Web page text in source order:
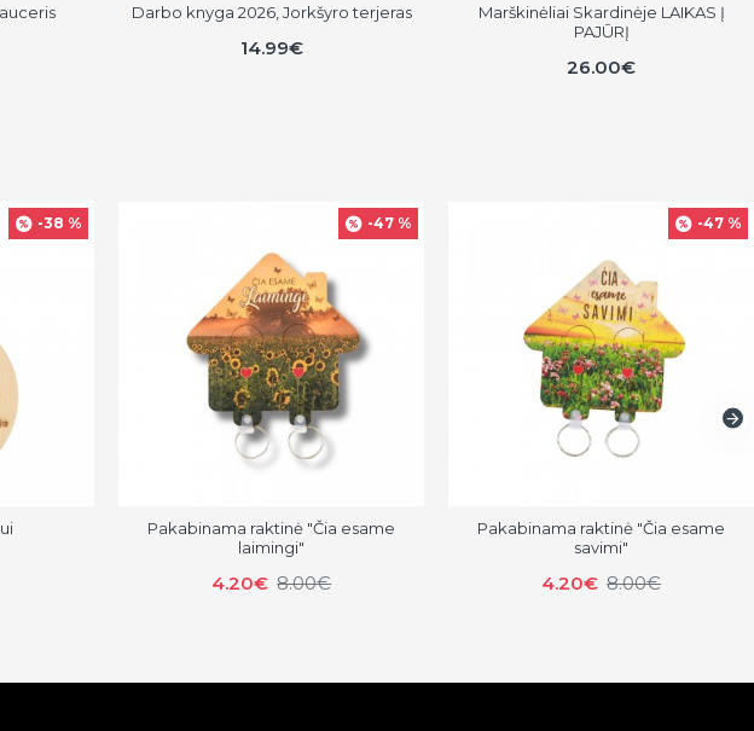
Darbo knyga 2026, Jorkšyro terjeras
14.99€
Marškinėliai Skardinėje LAIKAS Į
PAJŪRĮ
26.00€
-38 % -47 %
Pakabinama raktinė "Čia esame
laimingi"
4.20€ 8.00€
-47 %
Pakabinama raktinė "Čia esame
savimi"
4.20€ 8.00€